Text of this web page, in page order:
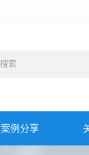
案例分享